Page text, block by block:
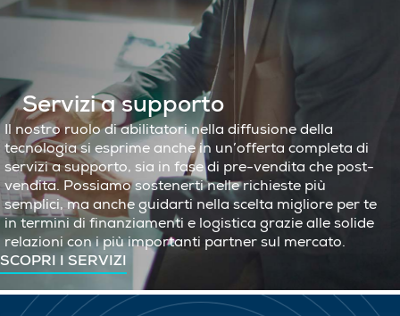
Servizi a supporto
Il nostro ruolo di abilitatori nella diffusione della
tecnologia si esprime anche in un’offerta completa di
servizi a supporto, sia in fase di pre-vendita che post-
vendita. Possiamo sostenerti nelle richieste più
semplici, ma anche guidarti nella scelta migliore per te
in termini di finanziamenti e logistica grazie alle solide
relazioni con i più importanti partner sul mercato.
SCOPRI I SERVIZI